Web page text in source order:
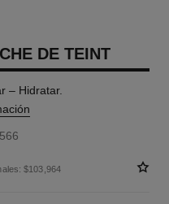
DE TEINT
– Hidratar.
$103,964